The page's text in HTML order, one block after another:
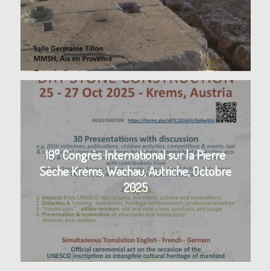
19° Congrès International sur la Pierre
Sèche Krems, Wachau, Autriche, Octobre
2025